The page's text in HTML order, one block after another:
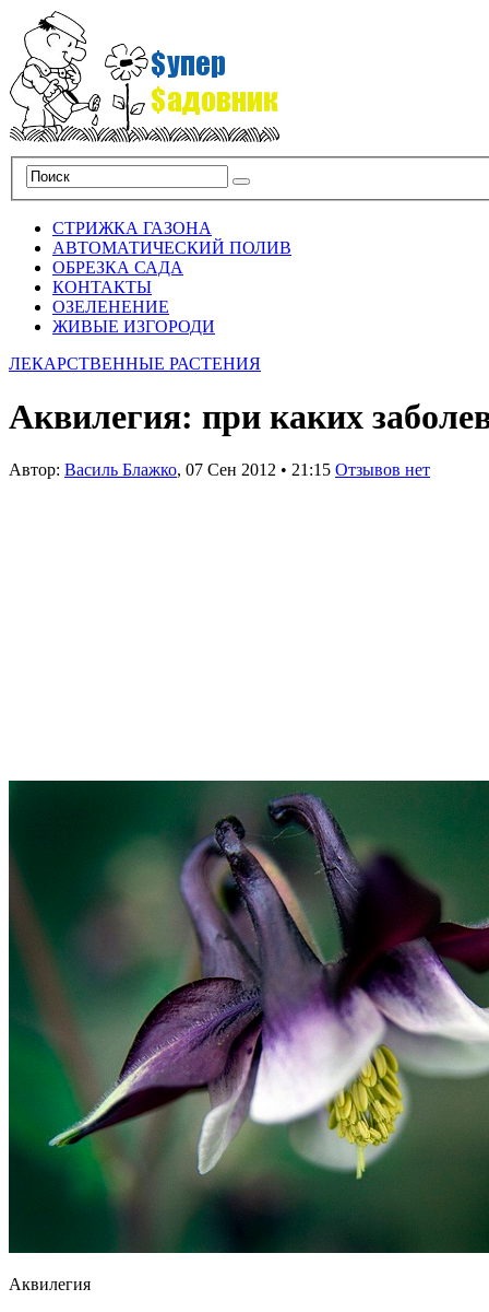
СТРИЖКА ГАЗОНА
АВТОМАТИЧЕСКИЙ ПОЛИВ
ОБРЕЗКА САДА
КОНТАКТЫ
ОЗЕЛЕНЕНИЕ
ЖИВЫЕ ИЗГОРОДИ
ЛЕКАРСТВЕННЫЕ РАСТЕНИЯ
Аквилегия: при каких
Автор: Василь Блажко, 07 Сен 2012 • 21:15 Отзывов нет
Аквилегия